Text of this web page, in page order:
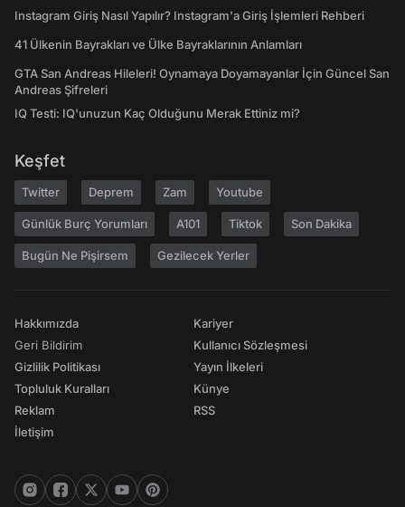
Instagram Giriş Nasıl Yapılır? Instagram'a Giriş İşlemleri Rehberi
41 Ülkenin Bayrakları ve Ülke Bayraklarının Anlamları
GTA San Andreas Hileleri! Oynamaya Doyamayanlar İçin Güncel San
Andreas Şifreleri
IQ Testi: IQ'unuzun Kaç Olduğunu Merak Ettiniz mi?
Keşfet
Twitter Deprem Zam Youtube
Günlük Burç Yorumları A101 Tiktok Son Dakika
Bugün Ne Pişirsem Gezilecek Yerler
Hakkımızda
Geri Bildirim
Gizlilik Politikası
Topluluk Kuralları
Reklam
İletişim
Kariyer
Kullanıcı Sözleşmesi
Yayın İlkeleri
Künye
RSS